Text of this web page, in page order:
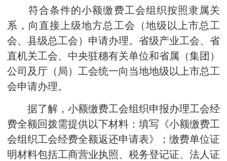
符合条件的小额缴费工会组织按照隶属关
系，向直接上级地方总工会（地级以上市总工
会、县级总工会）申请办理。省级产业工会、省
直机关工会、中央驻穗有关单位和省属（集团）
公司及厅（局）工会统一向当地地级以上市总工
会申请办理。
据了解，小额缴费工会组织申报办理工会经
费全额回拨需提供以下材料：填写《小额缴费工
会组织工会经费全额返还申请表》；缴费单位证
明材料包括工商营业执照、税务登记证、法人证